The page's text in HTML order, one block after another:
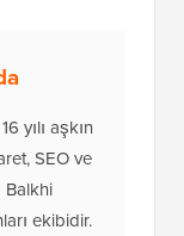
yılı aşkın
SEO ve
Balkhi
ekibidir.